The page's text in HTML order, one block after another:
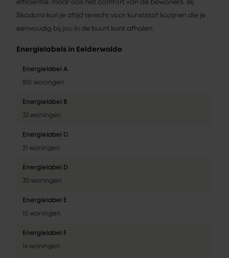
efficiëntie, maar ook het comfort van de bewoners. Bij
Skodora kun je altijd terecht voor kunststof kozijnen die je
eenvoudig bij jou in de buurt kunt afhalen.
Energielabels in Eelderwolde
Energielabel A
801 woningen
Energielabel B
33 woningen
Energielabel C
21 woningen
Energielabel D
30 woningen
Energielabel E
10 woningen
Energielabel F
14 woningen